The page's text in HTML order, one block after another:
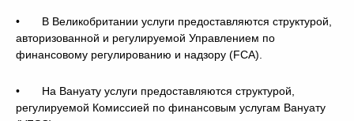
• В Великобритании услуги предоставляются структурой,
авторизованной и регулируемой Управлением по
финансовому регулированию и надзору (FCA).
• На Вануату услуги предоставляются структурой,
регулируемой Комиссией по финансовым услугам Вануату